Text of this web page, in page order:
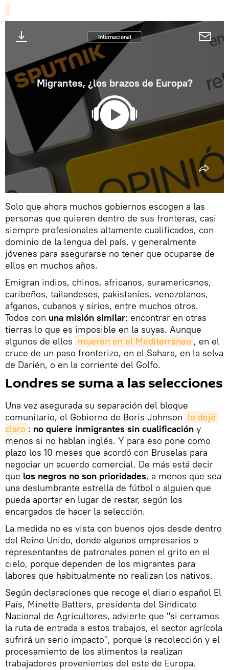
Internacional
Migrantes, ¿los brazos de Europa?
Solo que ahora muchos gobiernos escogen a las
personas que quieren dentro de sus fronteras, casi
siempre profesionales altamente cualificados, con
dominio de la lengua del país, y generalmente
jóvenes para asegurarse no tener que ocuparse de
ellos en muchos años.
Emigran indios, chinos, africanos, suramericanos,
caribeños, tailandeses, pakistaníes, venezolanos,
afganos, cubanos y sirios, entre muchos otros.
Todos con una misión similar: encontrar en otras
tierras lo que es imposible en la suyas. Aunque
algunos de ellos mueren en el Mediterráneo , en el
cruce de un paso fronterizo, en el Sahara, en la selva
de Darién, o en la corriente del Golfo.
Londres se suma a las selecciones
Una vez asegurada su separación del bloque
comunitario, el Gobierno de Boris Johnson lo dejó
claro : no quiere inmigrantes sin cualificación y
menos si no hablan inglés. Y para eso pone como
plazo los 10 meses que acordó con Bruselas para
negociar un acuerdo comercial. De más está decir
que los negros no son prioridades, a menos que sea
una deslumbrante estrella de fútbol o alguien que
pueda aportar en lugar de restar, según los
encargados de hacer la selección.
La medida no es vista con buenos ojos desde dentro
del Reino Unido, donde algunos empresarios o
representantes de patronales ponen el grito en el
cielo, porque dependen de los migrantes para
labores que habitualmente no realizan los nativos.
Según declaraciones que recoge el diario español El
País, Minette Batters, presidenta del Sindicato
Nacional de Agricultores, advierte que "si cerramos
la ruta de entrada a estos trabajos, el sector agrícola
sufrirá un serio impacto", porque la recolección y el
procesamiento de los alimentos la realizan
trabajadores provenientes del este de Europa.